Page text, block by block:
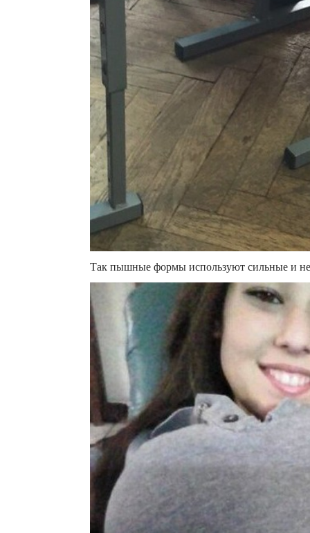
Так пышные формы используют сильные и